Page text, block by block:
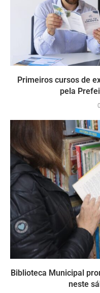
Primeiros cursos de
pela
Biblioteca Municipal
neste